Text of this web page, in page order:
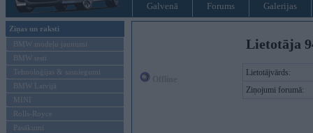
Galvenā Forums Galerijas
Ziņas un raksti
BMW modeļu jaunumi
BMW testi
Tehnoloģijas & sasniegumi
BMW Latvijā
MINI
Rolls-Royce
Pasākumi
Lietotāja
Lietotājvārds:
Ziņojumi forumā: